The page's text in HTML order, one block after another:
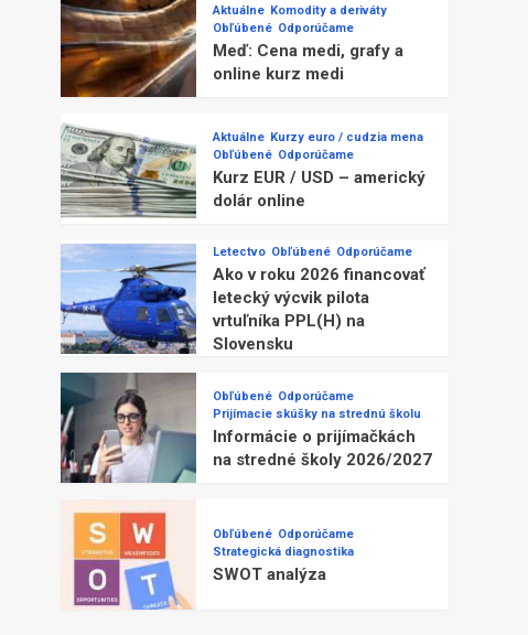
Aktuálne Komodity a deriváty
Obľúbené Odporúčame
Meď: Cena medi, grafy a
online kurz medi
Aktuálne Kurzy euro / cudzia mena
Obľúbené Odporúčame
Kurz EUR / USD – americký
dolár online
Letectvo Obľúbené Odporúčame
Ako v roku 2026 financovať
letecký výcvik pilota
vrtuľníka PPL(H) na
Slovensku
Obľúbené Odporúčame
Prijímacie skúšky na strednú školu
Informácie o prijímačkách
na stredné školy 2026/2027
Obľúbené Odporúčame
Strategická diagnostika
SWOT analýza